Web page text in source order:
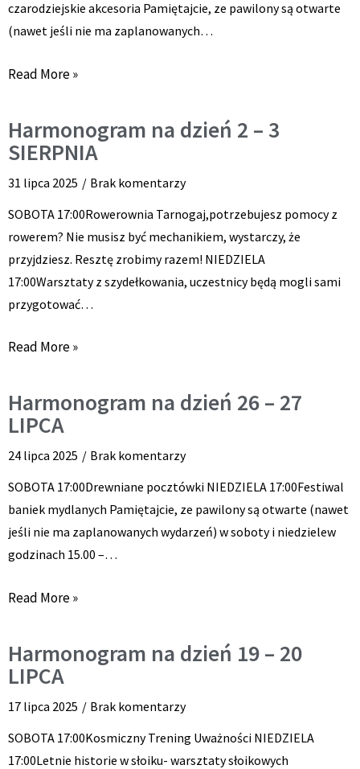
czarodziejskie akcesoria Pamiętajcie, ze pawilony są otwarte
(nawet jeśli nie ma zaplanowanych…
Read More »
Harmonogram na dzień 2 – 3
SIERPNIA
31 lipca 2025
Brak komentarzy
SOBOTA 17:00Rowerownia Tarnogaj,potrzebujesz pomocy z
rowerem? Nie musisz być mechanikiem, wystarczy, że
przyjdziesz. Resztę zrobimy razem! NIEDZIELA
17:00Warsztaty z szydełkowania, uczestnicy będą mogli sami
przygotować…
Read More »
Harmonogram na dzień 26 – 27
LIPCA
24 lipca 2025
Brak komentarzy
SOBOTA 17:00Drewniane pocztówki NIEDZIELA 17:00Festiwal
baniek mydlanych Pamiętajcie, ze pawilony są otwarte (nawet
jeśli nie ma zaplanowanych wydarzeń) w soboty i niedzielew
godzinach 15.00 –…
Read More »
Harmonogram na dzień 19 – 20
LIPCA
17 lipca 2025
Brak komentarzy
SOBOTA 17:00Kosmiczny Trening Uważności NIEDZIELA
17:00Letnie historie w słoiku- warsztaty słoikowych